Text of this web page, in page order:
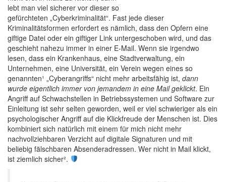
lebt man viel sicherer vor dieser so
gefürchteten „Cyberkriminalität“. Fast jede dieser
Kriminalitätsformen erfordert es nämlich, dass den Opfern eine
giftige Datei oder ein giftiger Link untergeschoben wird, und das
geschieht nahezu immer in einer E-Mail. Wenn sie irgendwo
lesen, dass ein Krankenhaus, eine Stadtverwaltung, ein
Unternehmen, eine Universität, ein Verein wegen eines so
genannten¹ „Cyberangriffs“ nicht mehr arbeitsfähig ist, dann
wurde eigentlich immer von jemandem in eine Mail geklickt. Ein
Angriff auf Schwachstellen in Betriebssystemen und Software zur
Einleitung ist sehr selten geworden, weil er viel schwieriger als ein
psychologischer Angriff auf die Klickfreude der Menschen ist. Dies
kombiniert sich natürlich mit einem für mich nicht mehr
nachvollziehbaren Verzicht auf digitale Signaturen und mit
beliebig fälschbaren Absenderadressen. Wer nicht in Mail klickt,
ist ziemlich sicher².